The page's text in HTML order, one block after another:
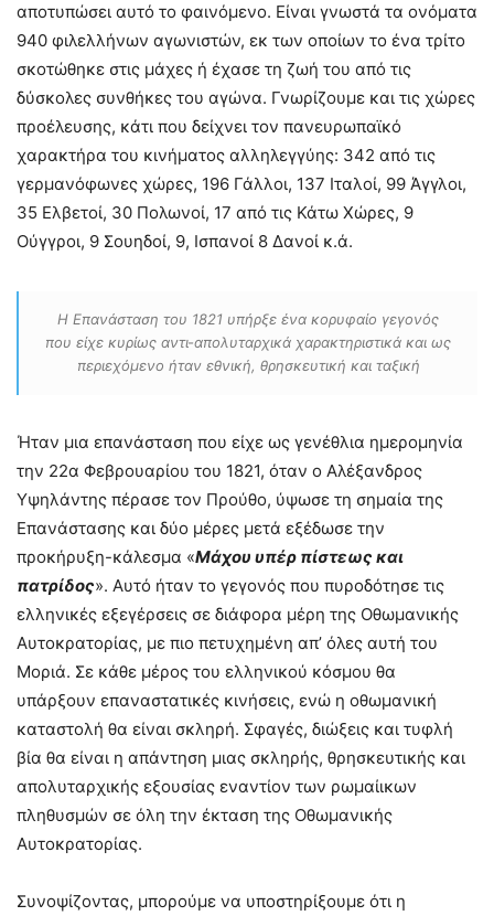
αποτυπώσει αυτό το φαινόμενο. Είναι γνωστά τα ονόματα
940 φιλελλήνων αγωνιστών, εκ των οποίων το ένα τρίτο
σκοτώθηκε στις μάχες ή έχασε τη ζωή του από τις
δύσκολες συνθήκες του αγώνα. Γνωρίζουμε και τις χώρες
προέλευσης, κάτι που δείχνει τον πανευρωπαϊκό
χαρακτήρα του κινήματος αλληλεγγύης: 342 από τις
γερμανόφωνες χώρες, 196 Γάλλοι, 137 Ιταλοί, 99 Άγγλοι,
35 Ελβετοί, 30 Πολωνοί, 17 από τις Κάτω Χώρες, 9
Ούγγροι, 9 Σουηδοί, 9, Ισπανοί 8 Δανοί κ.ά.
Η Επανάσταση του 1821 υπήρξε ένα κορυφαίο γεγονός
που είχε κυρίως αντι-απολυταρχικά χαρακτηριστικά και ως
περιεχόμενο ήταν εθνική, θρησκευτική και ταξική
Ήταν μια επανάσταση που είχε ως γενέθλια ημερομηνία
την 22α Φεβρουαρίου του 1821, όταν ο Αλέξανδρος
Υψηλάντης πέρασε τον Προύθο, ύψωσε τη σημαία της
Επανάστασης και δύο μέρες μετά εξέδωσε την
προκήρυξη-κάλεσμα «Μάχου υπέρ πίστεως και
πατρίδος». Αυτό ήταν το γεγονός που πυροδότησε τις
ελληνικές εξεγέρσεις σε διάφορα μέρη της Οθωμανικής
Αυτοκρατορίας, με πιο πετυχημένη απ’ όλες αυτή του
Μοριά. Σε κάθε μέρος του ελληνικού κόσμου θα
υπάρξουν επαναστατικές κινήσεις, ενώ η οθωμανική
καταστολή θα είναι σκληρή. Σφαγές, διώξεις και τυφλή
βία θα είναι η απάντηση μιας σκληρής, θρησκευτικής και
απολυταρχικής εξουσίας εναντίον των ρωμαίικων
πληθυσμών σε όλη την έκταση της Οθωμανικής
Αυτοκρατορίας.
Συνοψίζοντας, μπορούμε να υποστηρίξουμε ότι η